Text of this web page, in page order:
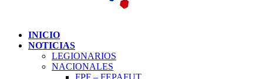
INICIO
NOTICIAS
LEGIONARIOS
NACIONALES
FPF – FEPAFUT